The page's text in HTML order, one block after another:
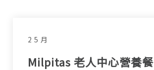
2 5 月
Milpitas 老人中心營養餐